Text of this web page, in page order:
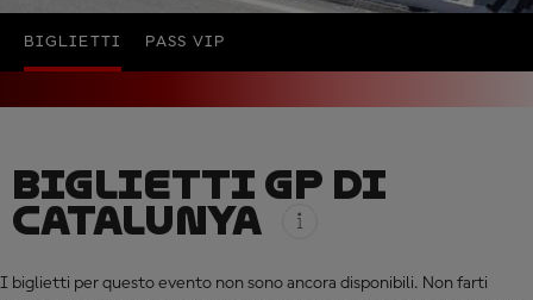
BIGLIETTI PASS VIP
BIGLIETTI GP DI
CATALUNYA
I biglietti per questo evento non sono ancora disponibili. Non farti